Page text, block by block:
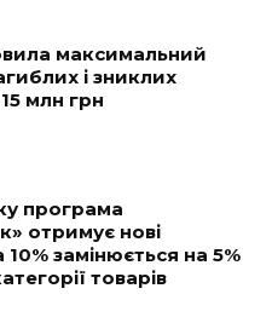
максимальний
і зниклих
млн грн
програма
отримує нові
замінюється на 5%
товарів